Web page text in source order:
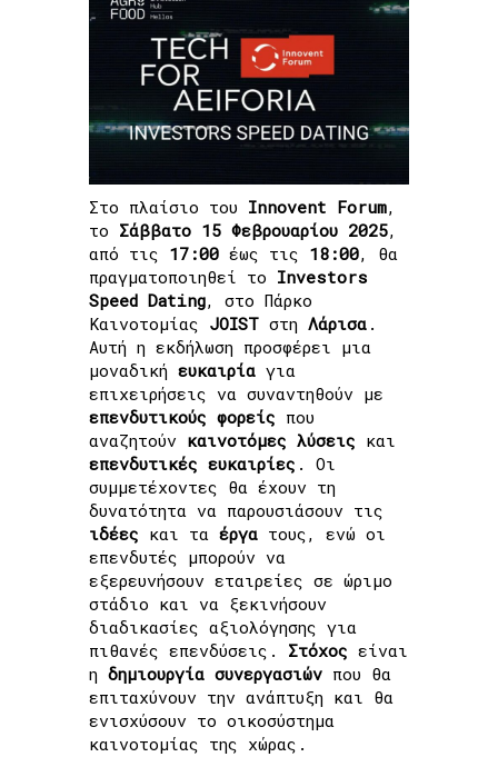
Στο πλαίσιο του Innovent Forum,
το Σάββατο 15 Φεβρουαρίου 2025,
από τις 17:00 έως τις 18:00, θα
πραγματοποιηθεί το Investors
Speed Dating, στο Πάρκο
Καινοτομίας JOIST στη Λάρισα .
Αυτή η εκδήλωση προσφέρει μια
μοναδική ευκαιρία για
επιχειρήσεις να συναντηθούν με
επενδυτικούς φορείς που
αναζητούν καινοτόμες λύσεις και
επενδυτικές ευκαιρίες . Οι
συμμετέχοντες θα έχουν τη
δυνατότητα να παρουσιάσουν τις
ιδέες και τα έργα τους, ενώ οι
επενδυτές μπορούν να
εξερευνήσουν εταιρείες σε ώριμο
στάδιο και να ξεκινήσουν
διαδικασίες αξιολόγησης για
πιθανές επενδύσεις. Στόχος είναι
η δημιουργία συνεργασιών που θα
επιταχύνουν την ανάπτυξη και θα
ενισχύσουν το οικοσύστημα
καινοτομίας της χώρας.